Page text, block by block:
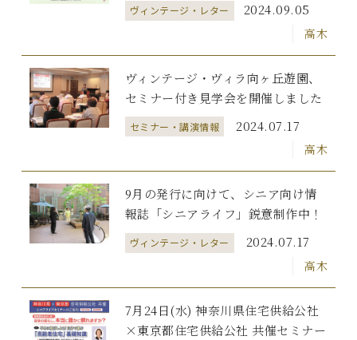
ヴィンテージ・レター 2024.09.05
高木
ヴィンテージ・ヴィラ向ヶ丘遊園、
セミナー付き見学会を開催しました
セミナー・講演情報 2024.07.17
高木
9月の発行に向けて、シニア向け情
報誌「シニアライフ」鋭意制作中！
ヴィンテージ・レター 2024.07.17
高木
7月24日(水) 神奈川県住宅供給公社
×東京都住宅供給公社 共催セミナー